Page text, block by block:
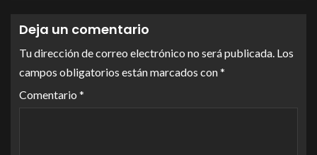
Deja un comentario
Tu dirección de correo electrónico no será publicada. Los
campos obligatorios están marcados con*
Comentario *